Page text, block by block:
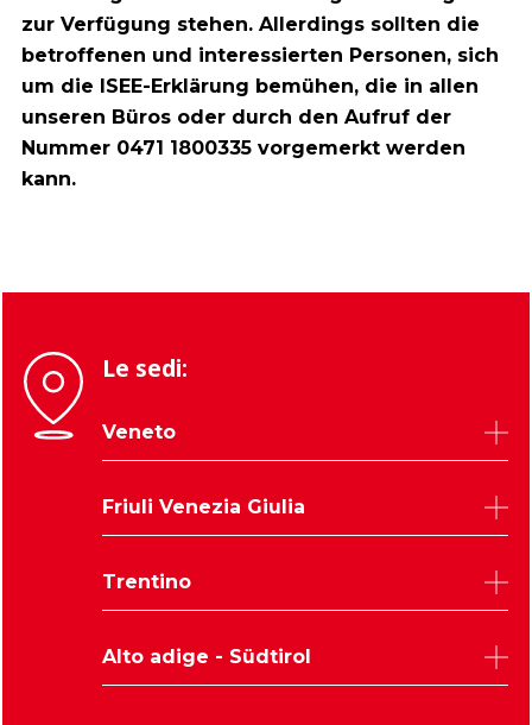
zur Verfügung stehen. Allerdings sollten die
betroffenen und interessierten Personen, sich
um die ISEE-Erklärung bemühen, die in allen
unseren Büros oder durch den Aufruf der
Nummer 0471 1800335 vorgemerkt werden
kann.
Le sedi:
Veneto
Belluno
Treviso
Verona
Vicenza
Friuli Venezia Giulia
Udine
Gorizia
Trentino
Trento
Alto adige - Südtirol